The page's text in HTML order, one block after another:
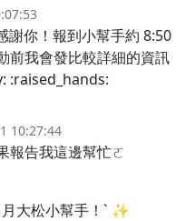
謝你！報到小幫手約 8:50
前我會發比較詳細的資訊
:raised_hands:
10:27:44
報告我這邊幫忙ㄛ
大松小幫手！` ✨